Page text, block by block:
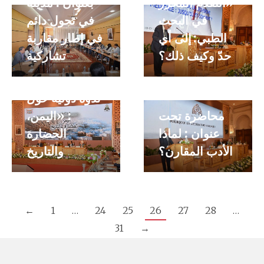
في تحول دائم
في إطار مقاربة
تشاركية
في البحث
الطبي: إلى أي
حدّ وكيف ذلك؟
ندوة دولية حول
: «اليمن،
الحضارة
والتاريخ
محاضرة تحت
عنوان : لماذا
الأدب المقارن؟
← 1 … 24 25 26 27 28
…
31
→